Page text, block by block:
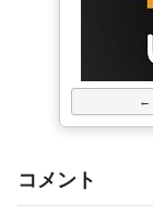
←
コメント